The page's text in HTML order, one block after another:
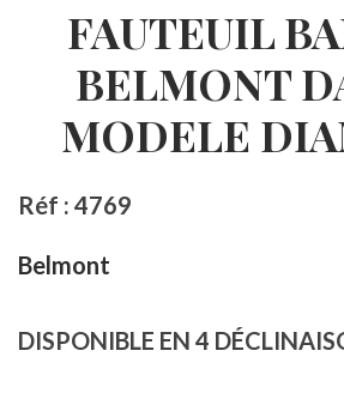
FAUTEUIL
BELMONT
MODELE
Réf : 4769
Belmont
DISPONIBLE EN 4